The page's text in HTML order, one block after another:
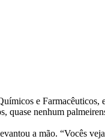
e
quase nenhum
a mão. “Vocês